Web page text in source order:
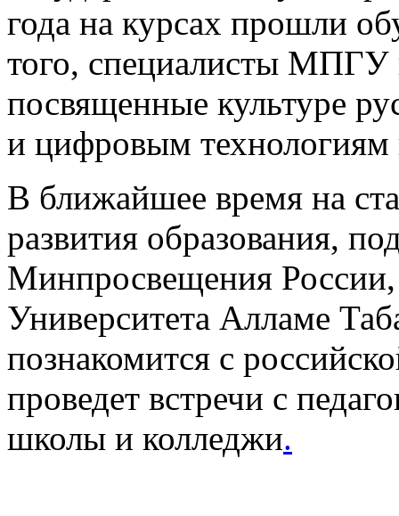
года на курсах прошли
того, специалисты МПГУ
посвященные культуре
и цифровым технологиям
В ближайшее время на
развития образования,
Минпросвещения России,
Университета Алламе
познакомится с
проведет встречи с
школы и колледжи.